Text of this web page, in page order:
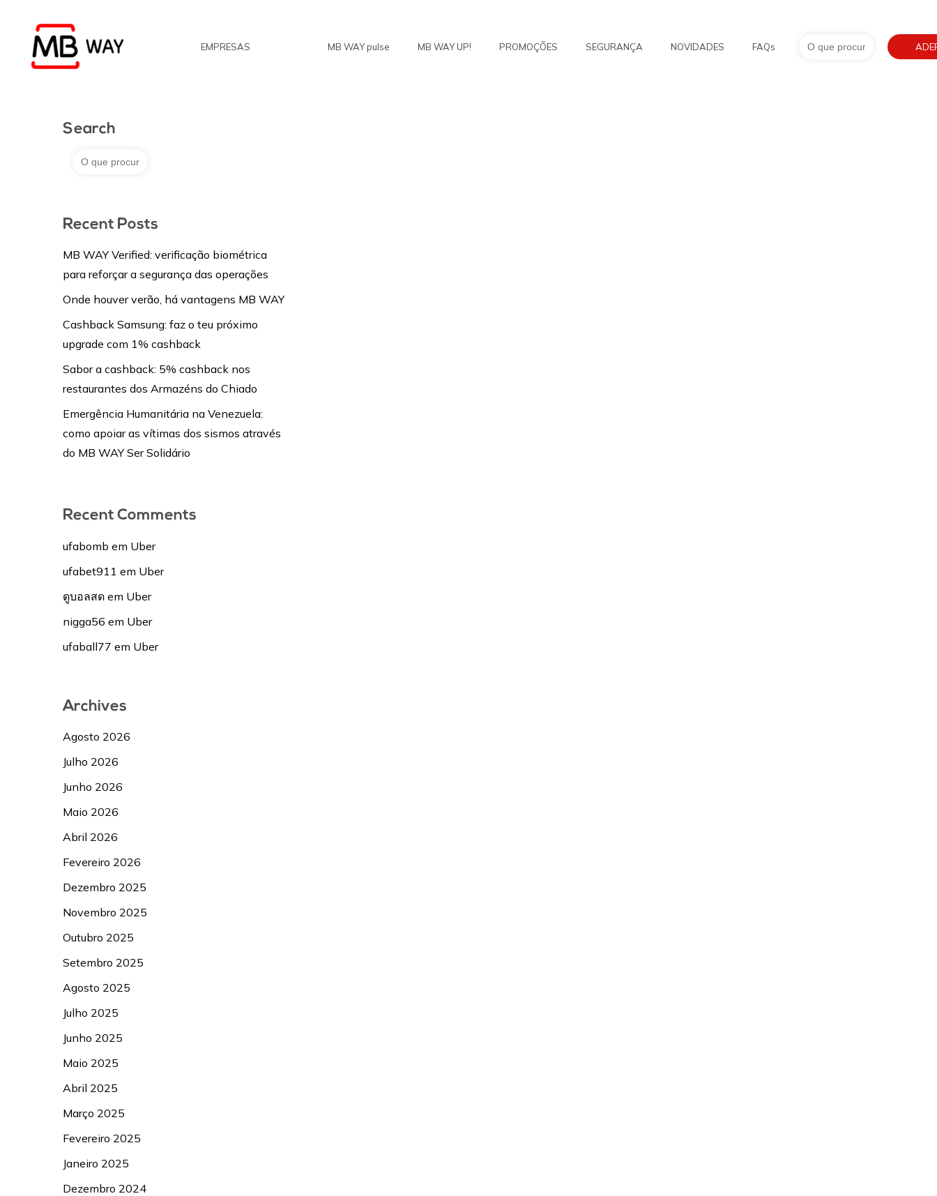
content
EMPRESAS MB WAY pulse MB WAY UP! PROMOÇÕES SEGURANÇA NOVIDADES FAQs
Search
Recent Posts
MB WAY Verified: verificação biométrica
para reforçar a segurança das operações
Onde houver verão, há vantagens MB WAY
Cashback Samsung: faz o teu próximo
upgrade com 1% cashback
Sabor a cashback: 5% cashback nos
restaurantes dos Armazéns do Chiado
Emergência Humanitária na Venezuela:
como apoiar as vítimas dos sismos através
do MB WAY Ser Solidário
Recent Comments
ufabomb em Uber
ufabet911 em Uber
ดูบอลสด em Uber
nigga56 em Uber
ufaball77 em Uber
Archives
Agosto 2026
Julho 2026
Junho 2026
Maio 2026
Abril 2026
Fevereiro 2026
Dezembro 2025
Novembro 2025
Outubro 2025
Setembro 2025
Agosto 2025
Julho 2025
Junho 2025
Maio 2025
Abril 2025
Março 2025
Fevereiro 2025
Janeiro 2025
Dezembro 2024